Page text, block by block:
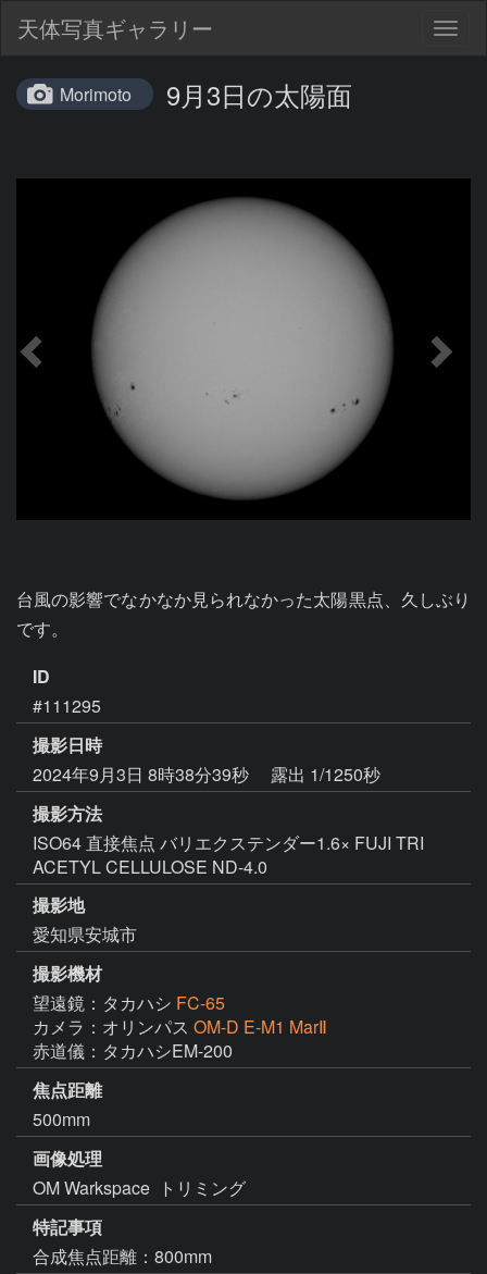
天体写真ギャラリー
Morimoto 9月3日の太陽面
台風の影響でなかなか見られなかった太陽黒点、久しぶり
です。
ID
#111295
撮影日時
2024年9月3日 8時38分39秒
露出 1/1250秒
撮影方法
ISO64 直接焦点 バリエクステンダー1.6× FUJI TRI
ACETYL CELLULOSE ND-4.0
撮影地
愛知県安城市
撮影機材
望遠鏡：タカハシ FC-65
カメラ：オリンパス OM-D E-M1 MarⅡ
赤道儀：タカハシEM-200
焦点距離
500mm
画像処理
OM Warkspace  トリミング
特記事項
合成焦点距離：800mm